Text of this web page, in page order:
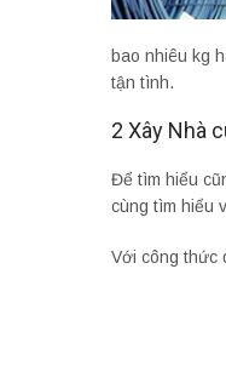
bao nhiêu kg
tận tình.
2 Xây Nhà
Để tìm hiểu
cùng tìm hiểu
Với công thức